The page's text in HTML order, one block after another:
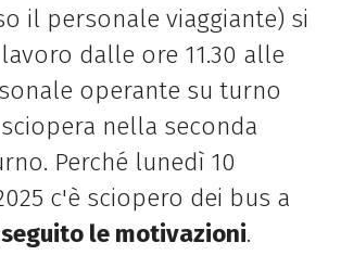
il personale viaggiante) si
dalle ore 11.30 alle
operante su turno
nella seconda
Perché lunedì 10
c'è sciopero dei bus a
seguito le motivazioni.